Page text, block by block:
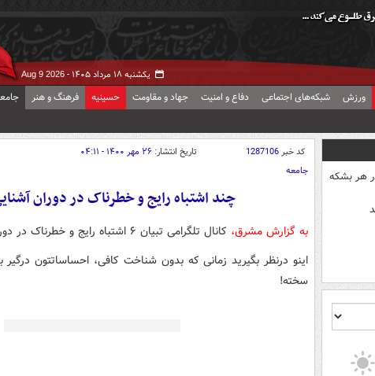
یکشنبه ۱۸ مرداد ۱۴۰۵ - Aug 9 2026
ورزش شبکه‌های اجتماعی دفاع و امنیت جهاد و مقاومت حسینیه فرهنگ و هنر
و ۵۵ سنت در هر بشکه
کد خبر1287106 تاریخ انتشار: ۲۶ مهر ۱۴۰۰ - ۰۴:۱۱
جامعه
چند اشتباه رایج و خطرناک در دوران
به گزارش مشرق، کانال تلگرامی تبیان ۶ اشتباه رایج و خطرناک در دوران آشنایی را منتشر کرد.
اینو درنظر بگیرید زمانی که بدون شناخت کافی، احساساتتون
سخته!